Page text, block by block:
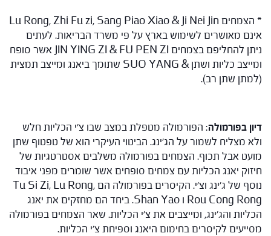
* הצמחים Lu Rong, Zhi Fu zi, Sang Piao Xiao & Ji Nei Jin
אינם מאושרים לשימוש בארץ על פי משרד הבריאות. לעתים
ניתן להחליפם בצמחים JIN YING ZI & FU PEN ZI אשר סופח
ומייצב כליות ושתן & SUO YANG שתומך ביאנג ומייצב תמצית
(למתן שתן רב).
דיון בפורמולה: הפורמולה מטפלת במצב שבו צ'י הכליות חלש
ולא מצליח לשמור על הג'ינג. הביטוי העיקרי הוא של טפטוף שתן
מועט אבל תכוף. הצמחים בפורמולה משלבים אסטרטגיות של
חיזוק יאנג הכליות עם צמחים סופחים אשר שומרים מפני איבוד
נוסף של ג'ינג וצ'י. הקיסרים בפורמולה הם Tu Si Zi, Lu Rong,
Rou Cong Rong ו Shan Yao. ביחד הם מחזקים את יאנג
הכליות והג'ינג, ומייצבים את צ'י הכליות. שאר הצמחים בפורמולה
מסייעים לקיסרים בחימום היאנג וספיחת צ'י הכליות.